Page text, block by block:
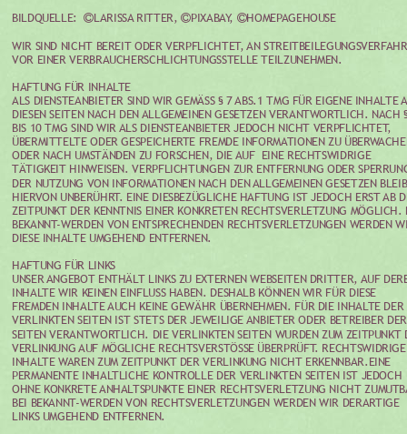
BILDQUELLE: LARISSA RITTER, PIXABAY, HOMEPAGEHOUSE
WIR SIND NICHT BEREIT ODER VERPFLICHTET, AN
VOR EINER VERBRAUCHERSCHLICHTUNGSSTELLE TEILZUNEHMEN.
HAFTUNG FÜR INHALTE
ALS DIENSTEANBIETER SIND WIR GEMÄSS § 7 ABS.1 TMG FÜR EIGENE INHALTE
DIESEN SEITEN NACH DEN ALLGEMEINEN GESETZEN VERANTWORTLICH.
BIS 10 TMG SIND WIR ALS DIENSTEANBIETER JEDOCH NICHT VERPFLICHTET,
ÜBERMITTELTE ODER GESPEICHERTE FREMDE INFORMATIONEN ZU
ODER NACH UMSTÄNDEN ZU FORSCHEN, DIE AUF  EINE RECHTSWIDRIGE
TÄTIGKEIT HINWEISEN. VERPFLICHTUNGEN ZUR ENTFERNUNG ODER
DER NUTZUNG VON INFORMATIONEN NACH DEN ALLGEMEINEN GESETZEN
HIERVON UNBERÜHRT. EINE DIESBEZÜGLICHE HAFTUNG IST JEDOCH ERST AB
ZEITPUNKT DER KENNTNIS EINER KONKRETEN RECHTSVERLETZUNG
BEKANNT-WERDEN VON ENTSPRECHENDEN RECHTSVERLETZUNGEN WERDEN
DIESE INHALTE UMGEHEND ENTFERNEN.
HAFTUNG FÜR LINKS
UNSER ANGEBOT ENTHÄLT LINKS ZU EXTERNEN WEBSEITEN DRITTER, AUF
INHALTE WIR KEINEN EINFLUSS HABEN. DESHALB KÖNNEN WIR FÜR DIESE
FREMDEN INHALTE AUCH KEINE GEWÄHR ÜBERNEHMEN. FÜR DIE INHALTE DER
VERLINKTEN SEITEN IST STETS DER JEWEILIGE ANBIETER ODER BETREIBER
SEITEN VERANTWORTLICH. DIE VERLINKTEN SEITEN WURDEN ZUM ZEITPUNKT
VERLINKUNG AUF MÖGLICHE RECHTSVERSTÖSSE ÜBERPRÜFT. RECHTSWIDRIGE
INHALTE WAREN ZUM ZEITPUNKT DER VERLINKUNG NICHT ERKENNBAR.EINE
PERMANENTE INHALTLICHE KONTROLLE DER VERLINKTEN SEITEN IST JEDOCH
OHNE KONKRETE ANHALTSPUNKTE EINER RECHTSVERLETZUNG NICHT
BEI BEKANNT-WERDEN VON RECHTSVERLETZUNGEN WERDEN WIR DERARTIGE
LINKS UMGEHEND ENTFERNEN.